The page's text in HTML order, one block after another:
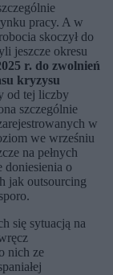
pracy. A w
skoczył do
jeszcze okresu
r. do zwolnień
kryzysu
od tej liczby
szczególnie
w
we wrześniu
na pełnych
doniesienia o
jak outsourcing
się sytuacją na
nich ze